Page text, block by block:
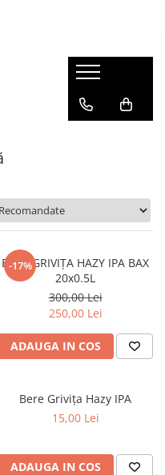
-17%
BERE GRIVIȚA HAZY IPA BAX
20x0.5L
300,00 Lei
250,00 Lei
ADAUGA IN COS
Bere Grivița Hazy IPA
15,00 Lei
ADAUGA IN COS